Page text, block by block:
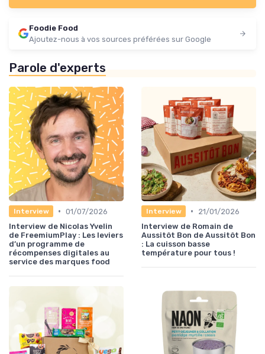
Foodie Food
Ajoutez-nous à vos sources préférées sur Google
Parole d'experts
Interview • 01/07/2026
Interview de Nicolas Yvelin
de FreemiumPlay : Les leviers
d’un programme de
récompenses digitales au
service des marques food
Interview •
21/01/2026
Interview de Romain de
Aussitôt Bon de Aussitôt Bon
: La cuisson basse
température pour tous !